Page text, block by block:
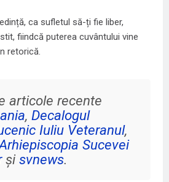
ca sufletul să-ți fie liber,
fiindcă puterea cuvântului vine
retorică.
articole recente
, Decalogul
Iuliu Veteranul,
Sucevei
șisvnews.